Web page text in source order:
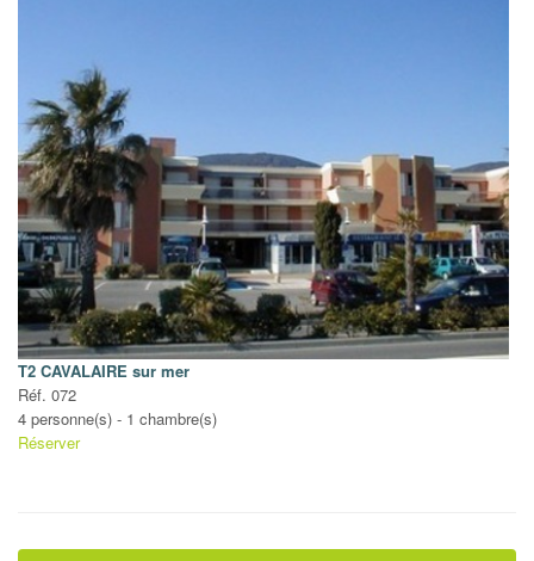
T2 CAVALAIRE sur mer
Réf. 072
4 personne(s) - 1 chambre(s)
Réserver